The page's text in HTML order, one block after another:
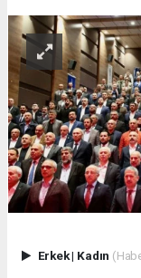
Erkek| Kadın